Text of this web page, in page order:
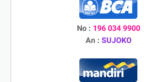
No : 196 034 9900
An : SUJOKO